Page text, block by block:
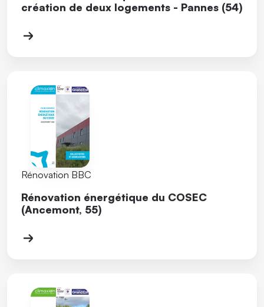
création de deux logements - Pannes (54)
Rénovation BBC
Rénovation énergétique du COSEC
(Ancemont, 55)